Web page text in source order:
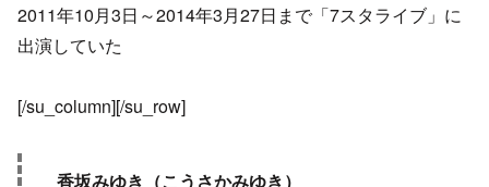
2011年10月3日～2014年3月27日まで「7スタライブ」に
出演していた
[/su_column][/su_row]
香坂みゆき（こうさかみゆき）